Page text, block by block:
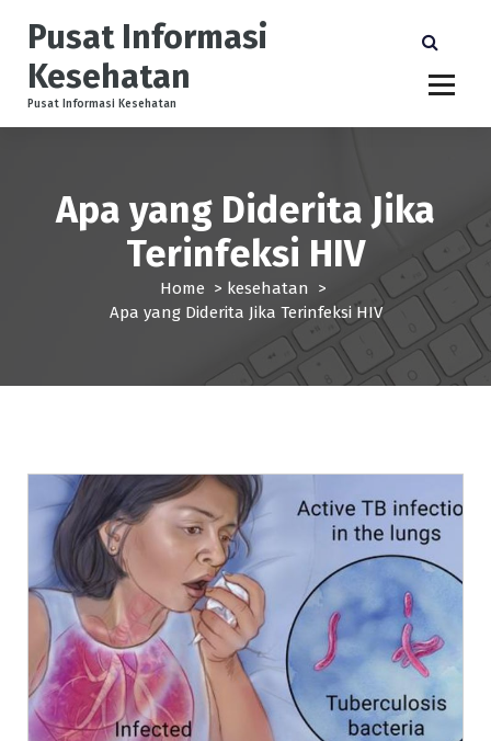
o
Pusat Informasi
Kesehatan
Pusat Informasi Kesehatan
Apa yang Diderita Jika
Terinfeksi HIV
Home > kesehatan >
Apa yang Diderita Jika Terinfeksi HIV